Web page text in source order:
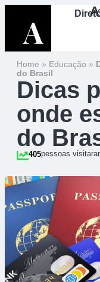
Home » Educação »
do Brasil
Dicas
onde
do
405pessoas